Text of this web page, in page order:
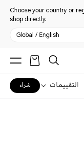
Choose your country or
shop directly.
Global / English
التقييمات شراء